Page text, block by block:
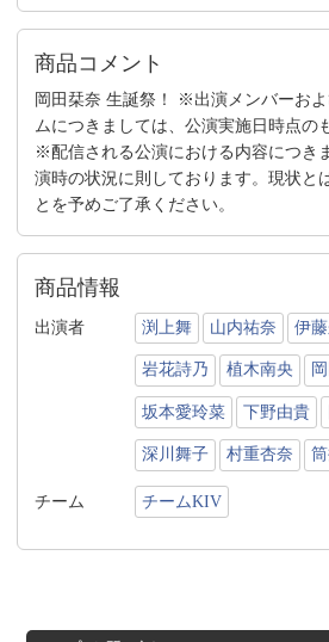
商品コメント
岡田栞奈 生誕祭！ ※出演メンバーお
ムにつきましては、公演実施日時点の
※配信される公演における内容につき
演時の状況に則しております。現状と
とを予めご了承ください。
商品情報
出演者 渕上舞 山内祐奈 伊
岩花詩乃 植木南央
坂本愛玲菜 下野由貴
深川舞子 村重杏奈
チーム チームKIV